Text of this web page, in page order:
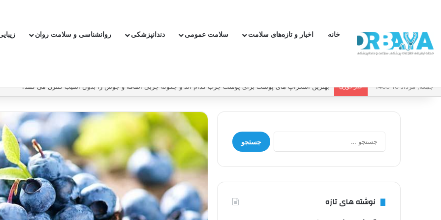
خانه اخبار و تازه‌های سلامت سلامت عمومی دندانپزشکی روانشناسی و سلامت روان
جمعه, مرداد 16 1405 خبر فوری چطور فشار خون بالا را کنترل کنیم و بدون دارو ریسک سکته و بیماری قلبی را کاهش دهیم؟
جستجو
برای:
نوشته های تازه